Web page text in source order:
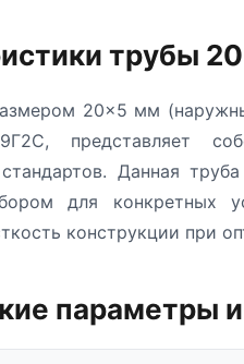
трубы
20×5 мм
представляет
стандартов. Данная
для конкретных
конструкции при
параметры